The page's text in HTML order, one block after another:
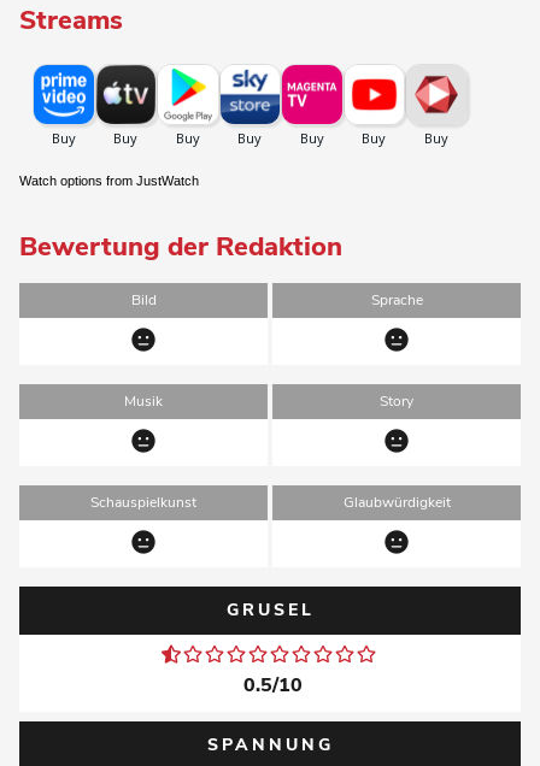
Streams
Watch options from JustWatch
Bewertung der Redaktion
Bild Sprache
Musik Story
Schauspielkunst Glaubwürdigkeit
GRUSEL
0.5/10
SPANNUNG